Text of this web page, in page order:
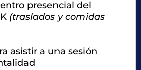
presencial del
(traslados y comidas
asistir a una sesión